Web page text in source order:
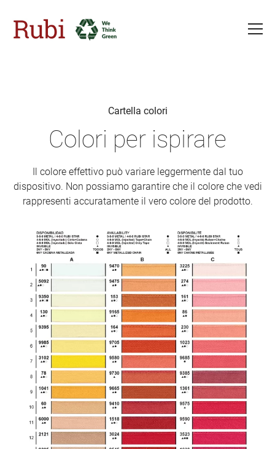
Cartella colori
Colori per ispirare
Il colore effettivo può variare leggermente dal tuo
dispositivo. Non possiamo garantire che il colore che vedi
rappresenti accuratamente il vero colore del prodotto.